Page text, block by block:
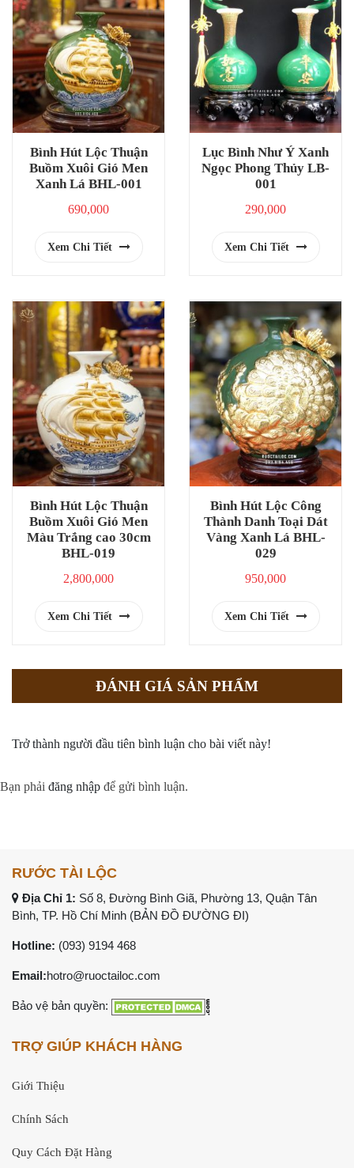
Bình Hút Lộc Thuận
Buồm Xuôi Gió Men
Xanh Lá BHL-001
690,000
Xem Chi Tiết
Lục Bình Như Ý Xanh
Ngọc Phong Thủy LB-
001
290,000
Xem Chi Tiết
Bình Hút Lộc Thuận
Buồm Xuôi Gió Men
Màu Trắng cao 30cm
BHL-019
2,800,000
Xem Chi Tiết
Bình Hút Lộc Công
Thành Danh Toại Dát
Vàng Xanh Lá BHL-
029
950,000
Xem Chi Tiết
ĐÁNH GIÁ SẢN PHẨM
Trở thành người đầu tiên bình luận cho bài viết này!
Bạn phải đăng nhập để gửi bình luận.
RƯỚC TÀI LỘC
Địa Chỉ 1: Số 8, Đường Bình Giã, Phường 13, Quận Tân
Bình, TP. Hồ Chí Minh (BẢN ĐỒ ĐƯỜNG ĐI)
Hotline: (093) 9194 468
Email:hotro@ruoctailoc.com
Bảo vệ bản quyền:
TRỢ GIÚP KHÁCH HÀNG
Giới Thiệu
Chính Sách
Quy Cách Đặt Hàng